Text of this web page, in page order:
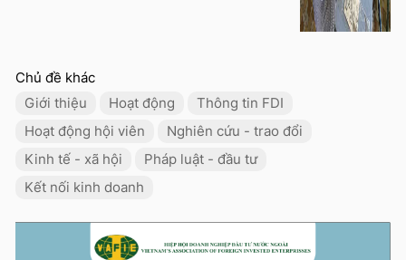
Chủ đề khác
Giới thiệu
Hoạt động
Thông tin FDI
Hoạt động hội viên
Nghiên cứu - trao đổi
Kinh tế - xã hội
Pháp luật - đầu tư
Kết nối kinh doanh